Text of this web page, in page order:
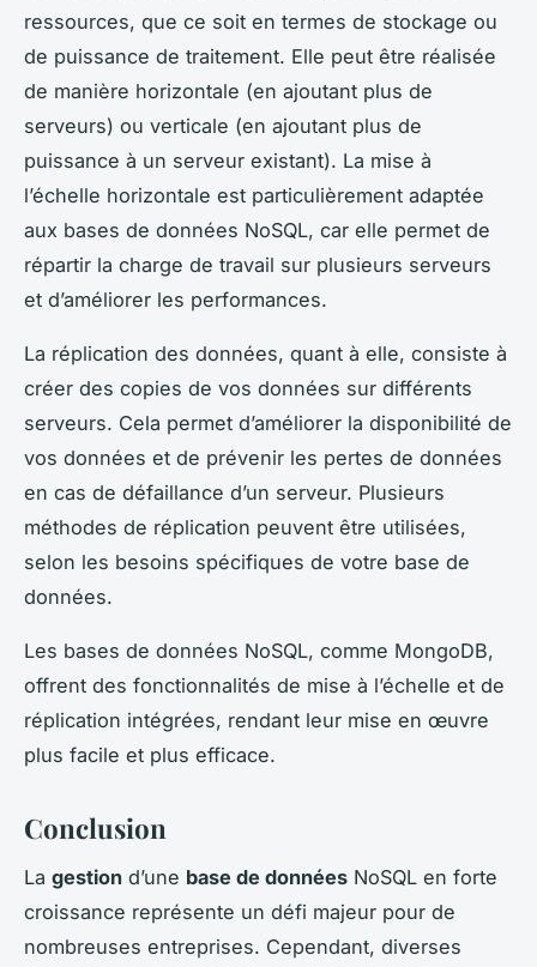
ressources, que ce soit en termes de stockage ou
de puissance de traitement. Elle peut être réalisée
de manière horizontale (en ajoutant plus de
serveurs) ou verticale (en ajoutant plus de
puissance à un serveur existant). La mise à
l’échelle horizontale est particulièrement adaptée
aux bases de données NoSQL, car elle permet de
répartir la charge de travail sur plusieurs serveurs
et d’améliorer les performances.
La réplication des données, quant à elle, consiste à
créer des copies de vos données sur différents
serveurs. Cela permet d’améliorer la disponibilité de
vos données et de prévenir les pertes de données
en cas de défaillance d’un serveur. Plusieurs
méthodes de réplication peuvent être utilisées,
selon les besoins spécifiques de votre base de
données.
Les bases de données NoSQL, comme MongoDB,
offrent des fonctionnalités de mise à l’échelle et de
réplication intégrées, rendant leur mise en œuvre
plus facile et plus efficace.
Conclusion
La gestion d’une base de données NoSQL en forte
croissance représente un défi majeur pour de
nombreuses entreprises. Cependant, diverses